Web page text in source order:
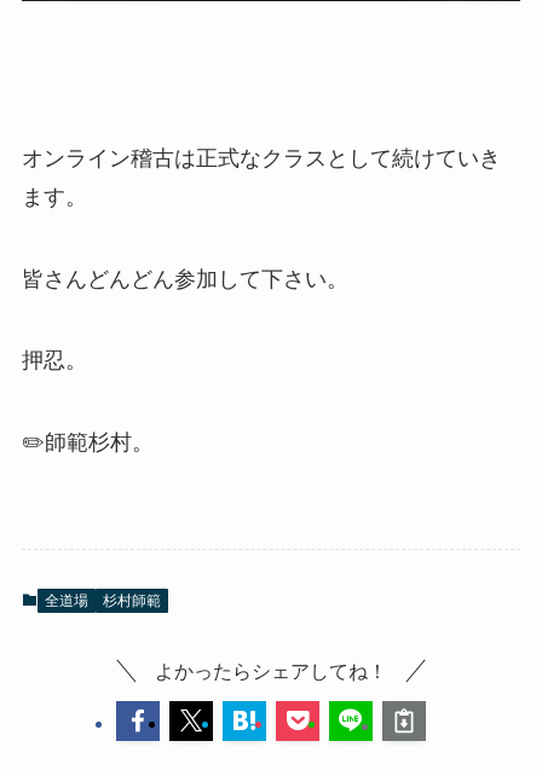
オンライン稽古は正式なクラスとして続けていき
ます。
皆さんどんどん参加して下さい。
押忍。
✏️師範杉村。
全道場 杉村師範
よかったらシェアしてね！